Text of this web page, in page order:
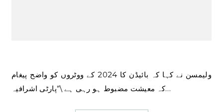
ولیمسن نے کہا کہ بائیڈن کا 2024 کے ووٹروں کو واضح پیغام
کہ معیشت مضبوط ہو رہی ہے \”پارٹی اشرافیہ…